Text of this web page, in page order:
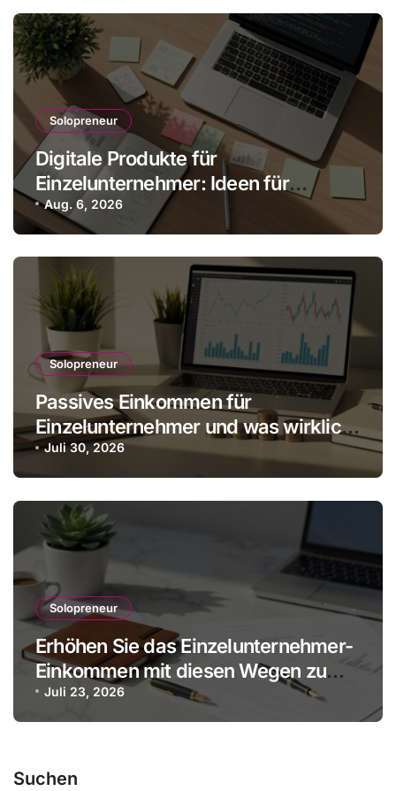
Solopreneur
Digitale Produkte für
Einzelunternehmer: Ideen für
skalbare Einnahmen
Aug. 6, 2026
Solopreneur
Passives Einkommen für
Einzelunternehmer und was wirklich
realistisch ist
Juli 30, 2026
Solopreneur
Erhöhen Sie das Einzelunternehmer-
Einkommen mit diesen Wegen zu
mehr Gewinn ohne Mitarbeiter
Juli 23, 2026
Suchen